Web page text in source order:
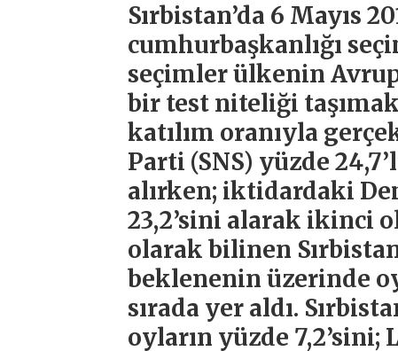
Sırbistan’da 6 Mayıs
cumhurbaşkanlığı
seçimler ülkenin
bir test niteliği
katılım oranıyla
Parti (SNS) yüzde
alırken; iktidardaki
23,2’sini alarak ikinci
olarak bilinen
beklenenin üzerinde
sırada yer aldı.
oyların yüzde 7,2’sini;